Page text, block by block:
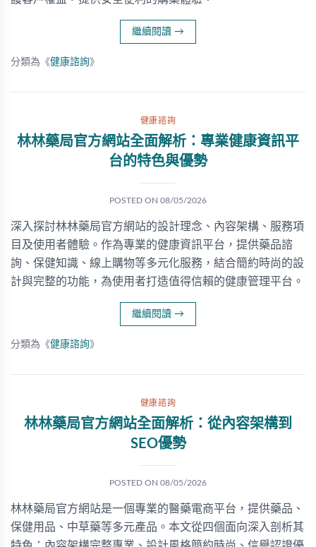
繼續閱讀 →
分類為《健康諮詢》
健康諮詢
林林藥局官方網站全面解析：專業健康資訊平
台的特色與優勢
POSTED ON 08/05/2026
深入探討林林藥局官方網站的設計理念、內容架構、服務項
目及使用者體驗。作為專業的健康資訊平台，提供藥品諮
詢、保健知識、線上購物等多元化服務，結合簡約時尚的設
計與完整的功能，為使用者打造值得信賴的健康管理平台。
繼續閱讀 →
分類為《健康諮詢》
健康諮詢
林林藥局官方網站全面解析：從內容架構到
SEO優勢
POSTED ON 08/05/2026
林林藥局官方網站是一個專業的醫藥電商平台，提供藥品、
保健用品、中草藥等多元產品。本文從四個面向深入剖析其